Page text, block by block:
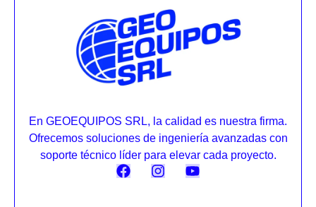
En GEOEQUIPOS SRL, la calidad es nuestra firma.
Ofrecemos soluciones de ingeniería avanzadas con
soporte técnico líder para elevar cada proyecto.